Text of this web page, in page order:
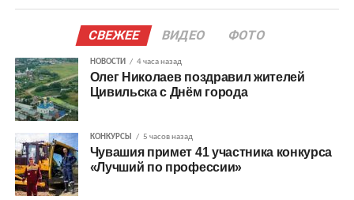
СВЕЖЕЕ ВИДЕО ФОТО
НОВОСТИ 4 часа назад
Олег Николаев поздравил жителей
Цивильска с Днём города
КОНКУРСЫ 5 часов назад
Чувашия примет 41 участника конкурса
«Лучший по профессии»